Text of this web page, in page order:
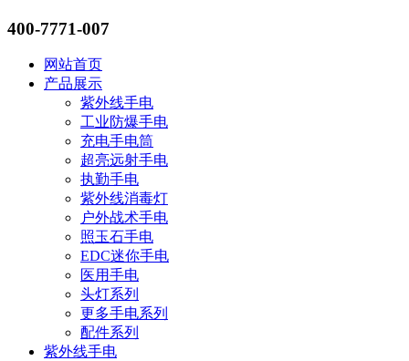
400-7771-007
网站首页
产品展示
紫外线手电
工业防爆手电
充电手电筒
超亮远射手电
执勤手电
紫外线消毒灯
户外战术手电
照玉石手电
EDC迷你手电
医用手电
头灯系列
更多手电系列
配件系列
紫外线手电